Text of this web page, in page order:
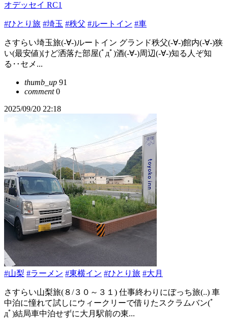
オデッセイ RC1
#ひとり旅 #埼玉 #秩父 #ルートイン #車
さすらい埼玉旅(-∀-)ルートイン グランド秩父(-∀-)館内(-∀-)狭
い(最安値)けど洒落た部屋(ﾟдﾟ)酒(-∀-)周辺(-∀-)知る人ぞ知
る‥セメ...
thumb_up 91
comment0
2025/09/20 22:18
#山梨 #ラーメン #東横イン #ひとり旅 #大月
さすらい山梨旅(８/３０～３１) 仕事終わりにぼっち旅(..) 車
中泊に憧れて試しにウィークリーで借りたスクラムバン(ﾟ
дﾟ)結局車中泊せずに大月駅前の東...